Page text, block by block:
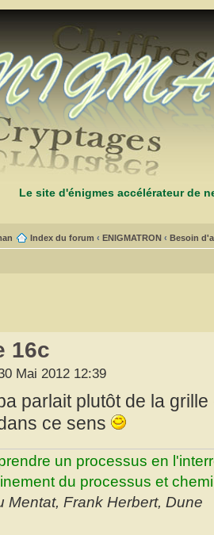
Le site d'énigmes accélérateur de
Index du forum ‹ ENIGMATRON ‹ Besoin
16c
Mai 2012 12:39
parlait plutôt de la
ce sens
un processus en
du processus et
Mentat, Frank Herbert, Dune